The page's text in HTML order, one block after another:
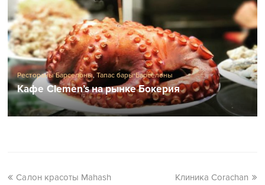
Рестораны Барселоны,Тапас бары Барселоны
Кафе Clemen’s на рынке Бокерия
Салон красоты Mahash Клиника Corachan